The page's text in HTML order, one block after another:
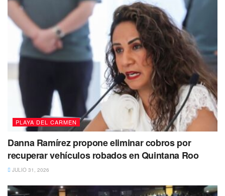
La persona fue reportada como desaparecida el 13 de
agosto de 2023
. Hasta el momento se presume como no
localizada, de tal forma que se ha activado una ficha de
búsqueda en la Fiscalía General del Estado.
De acuerdo con sus características
físicas, es de complexión delgada, tez
morena, cabello oscuro, y corto. Ojos
cafés.
Tiene un peso aproximado de 70 kilogramos y una
PLAYA DEL CARMEN
Danna Ramírez propone eliminar cobros por
recuperar vehículos robados en Quintana Roo
JULIO 31, 2026